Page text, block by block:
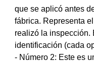
que se aplicó antes
fábrica. Representa
realizó la inspección.
identificación (cada
- Número 2: Este es